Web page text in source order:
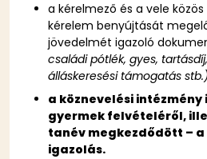
a kérelmező és a vele
kérelem benyújtását
jövedelmét igazoló
családi pótlék, gyes,
álláskeresési támogatás
a köznevelési intézmény
gyermek felvételéről,
tanév megkezdődött –
igazolás.